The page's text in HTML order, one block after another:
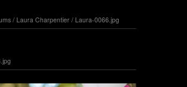
/ Laura Charpentier / Laura-0066.jpg